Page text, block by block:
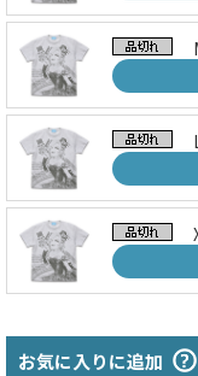
お気に入りに追加